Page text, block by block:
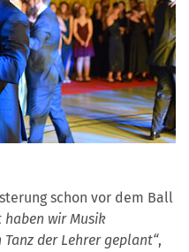
schon vor dem Ball
haben wir Musik
der Lehrer geplant“,